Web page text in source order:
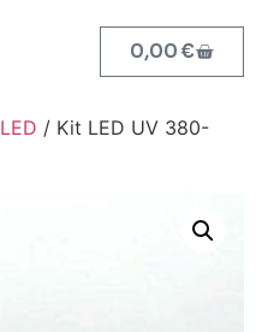
0,00€
LED / Kit LED UV 380-